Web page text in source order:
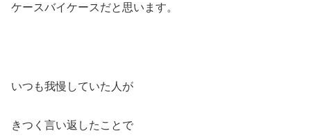
ケースバイケースだと思います。
いつも我慢していた人が
きつく言い返したことで